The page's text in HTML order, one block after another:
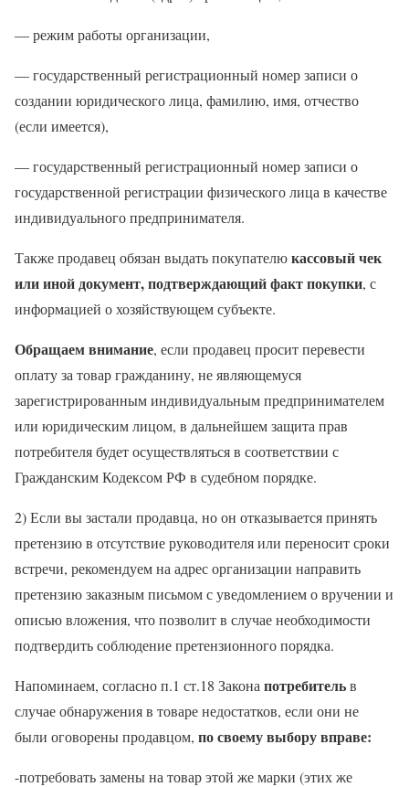
— режим работы организации,
— государственный регистрационный номер записи о
создании юридического лица, фамилию, имя, отчество
(если имеется),
— государственный регистрационный номер записи о
государственной регистрации физического лица в качестве
индивидуального предпринимателя.
Также продавец обязан выдать покупателюкассовый чек
или иной документ, подтверждающий факт покупки, с
информацией о хозяйствующем субъекте.
Обращаем внимание, если продавец просит перевести
оплату за товар гражданину, не являющемуся
зарегистрированным индивидуальным предпринимателем
или юридическим лицом, в дальнейшем защита прав
потребителя будет осуществляться в соответствии с
Гражданским Кодексом РФ в судебном порядке.
2) Если вы застали продавца, но он отказывается принять
претензию в отсутствие руководителя или переносит сроки
встречи, рекомендуем на адрес организации направить
претензию заказным письмом с уведомлением о вручении и
описью вложения, что позволит в случае необходимости
подтвердить соблюдение претензионного порядка.
Напоминаем, согласно п.1 ст.18 Закона потребительв
случае обнаружения в товаре недостатков, если они не
были оговорены продавцом, по своему выбору вправе:
-потребовать замены на товар этой же марки (этих же